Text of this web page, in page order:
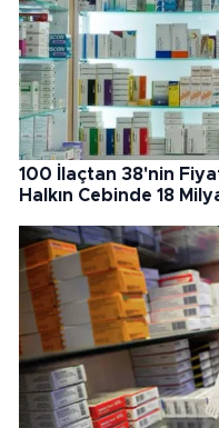
100 İlaçtan 38'nin
Halkın Cebinde 18